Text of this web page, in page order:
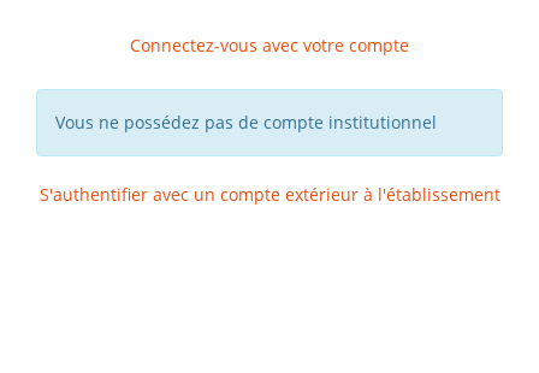
Connectez-vous avec votre compte
Vous ne possédez pas de compte institutionnel
S'authentifier avec un compte extérieur à l'établissement